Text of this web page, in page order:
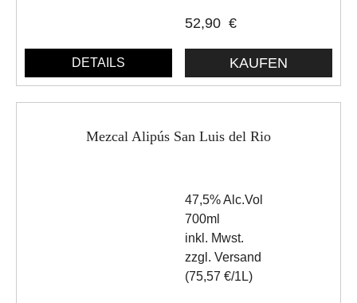
52,90 €
DETAILS
Mezcal Alipús San Luis del Rio
47,5% Alc.Vol
700ml
inkl. Mwst.
zzgl. Versand
(75,57 €/1L)